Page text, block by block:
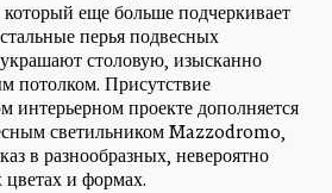
еще больше подчеркивает
перья подвесных
столовую, изысканно
потолком. Присутствие
проекте дополняется
светильником Mazzodromo,
в разнообразных, невероятно
и ​​формах.